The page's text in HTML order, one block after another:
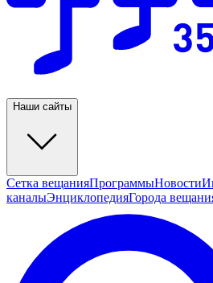
Наши сайты
Сетка вещанияПрограммыНовости
каналыЭнциклопедияГорода